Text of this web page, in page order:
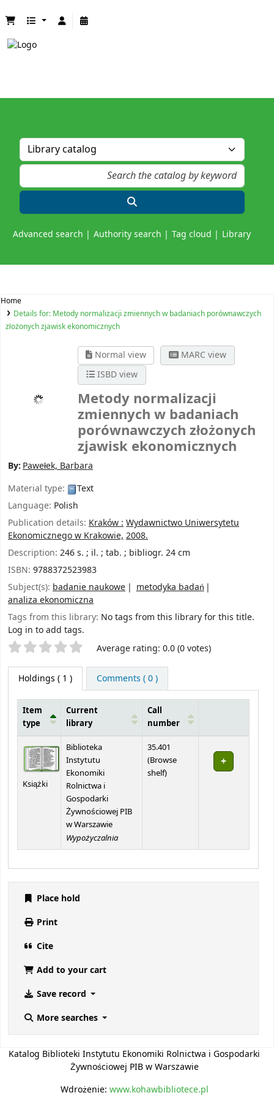
Advanced search Authority search Tag cloud Library
Home
Details for: Metody normalizacji zmiennych w badaniach porównawczych
złożonych zjawisk ekonomicznych
Normal view
MARC view
ISBD view
Metody normalizacji
zmiennych w badaniach
porównawczych złożonych
zjawisk ekonomicznych
By: Pawełek, Barbara
Material type:
Text
Language: Polish
Publication details: Kraków :Wydawnictwo Uniwersytetu
Ekonomicznego w Krakowie,2008.
Description: 246 s. ; il. ; tab. ; bibliogr. 24 cm
ISBN: 9788372523983
Subject(s): badanie naukowe
metodyka badań
analiza ekonomiczna
Tags from this library: No tags from this library for this title.
Log in to add tags.
Star ratings Average rating: 0.0 (0 votes)
Holdings ( 1 ) Comments ( 0 )
Item
type
Current
library
Call
number
Książki
Biblioteka
Instytutu
Ekonomiki
Rolnictwa i
Gospodarki
Żywnościowej PIB
w Warszawie
Wypożyczalnia
35.401
(Browse
shelf(Opens below)
)
Place hold
Print
Cite
Add to your cart
Save record
More searches
Katalog Biblioteki Instytutu Ekonomiki Rolnictwa i Gospodarki
Żywnościowej PIB w Warszawie
Wdrożenie: www.kohawbibliotece.pl